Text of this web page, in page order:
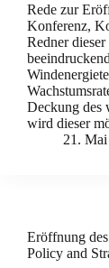
Rede zur
Konferenz,
Redner
Deckung des
wird dieser
21.
Eröffnung
Policy and